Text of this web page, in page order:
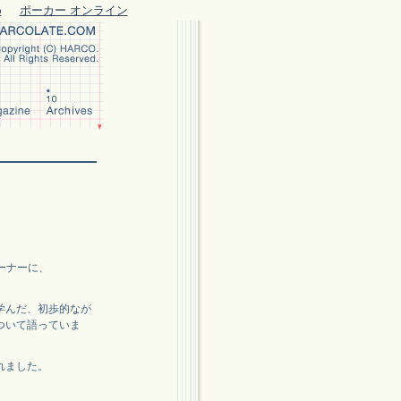
ポーカー オンライン
ーに、
んだ、初歩的なが
いて語っていま
した。